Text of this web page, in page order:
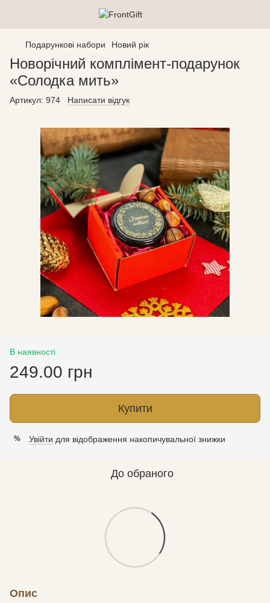
Подарункові набори Новий рік
Новорічний комплімент-подарунок
«Солодка мить»
Артикул: 974 Написати відгук
В наявності
249.00 грн
Купити
% Увійти для відображення накопичувальної знижки
До обраного
Опис